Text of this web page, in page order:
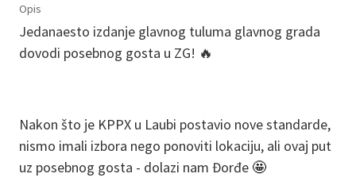
Opis
Jedanaesto izdanje glavnog tuluma glavnog grada
dovodi posebnog gosta u ZG! 🔥
Nakon što je KPPX u Laubi postavio nove standarde,
nismo imali izbora nego ponoviti lokaciju, ali ovaj put
uz posebnog gosta - dolazi nam Đorđe 🤩